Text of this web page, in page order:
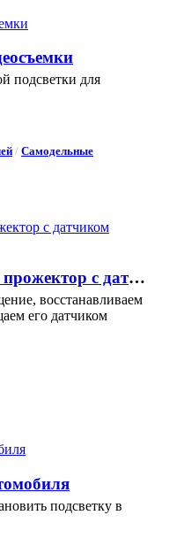
подсветки для
/ Самодельные
Как сделать светодиодный прожектор с датчиком движения
восстанавливаем
его датчиком
подсветку в